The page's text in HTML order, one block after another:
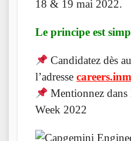
18 & 19 mai 2022.
Le principe est
Candidatez dès
l’adresse
Mentionnez
Week 2022